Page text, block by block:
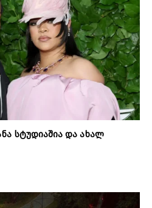
სტუდიაშია და ახალ